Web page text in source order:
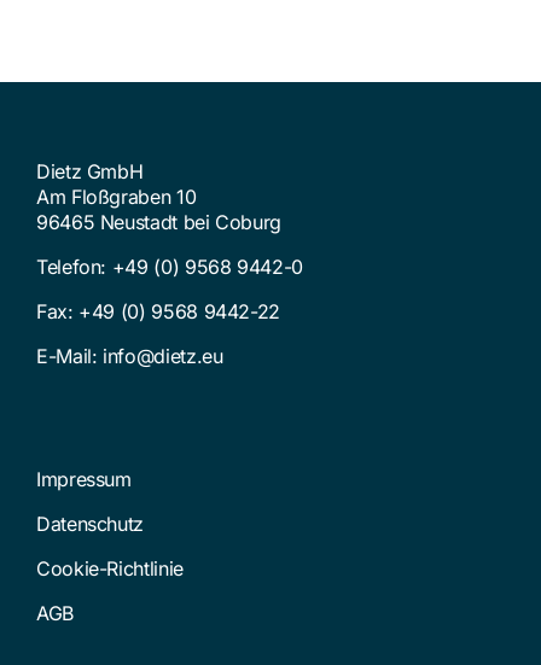
Dietz GmbH
Am Floßgraben 10
96465 Neustadt bei Coburg
Telefon: +49 (0) 9568 9442-0
Fax: +49 (0) 9568 9442-22
E-Mail: info@dietz.eu
Impressum
Datenschutz
Cookie-Richtlinie
AGB